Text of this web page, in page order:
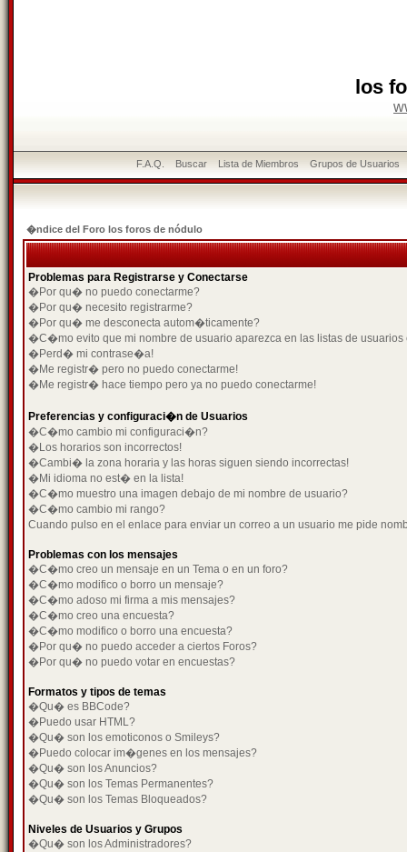
los
F.A.Q. Buscar Lista de Miembros Grupos de Usuarios
�ndice del Foro los foros de nódulo
Problemas para Registrarse y Conectarse
�Por qu� no puedo conectarme?
�Por qu� necesito registrarme?
�Por qu� me desconecta autom�ticamente?
�C�mo evito que mi nombre de usuario aparezca en las listas de usuarios
�Perd� mi contrase�a!
�Me registr� pero no puedo conectarme!
�Me registr� hace tiempo pero ya no puedo conectarme!
Preferencias y configuraci�n de Usuarios
�C�mo cambio mi configuraci�n?
�Los horarios son incorrectos!
�Cambi� la zona horaria y las horas siguen siendo incorrectas!
�Mi idioma no est� en la lista!
�C�mo muestro una imagen debajo de mi nombre de usuario?
�C�mo cambio mi rango?
Cuando pulso en el enlace para enviar un correo a un usuario me pide
Problemas con los mensajes
�C�mo creo un mensaje en un Tema o en un foro?
�C�mo modifico o borro un mensaje?
�C�mo adoso mi firma a mis mensajes?
�C�mo creo una encuesta?
�C�mo modifico o borro una encuesta?
�Por qu� no puedo acceder a ciertos Foros?
�Por qu� no puedo votar en encuestas?
Formatos y tipos de temas
�Qu� es BBCode?
�Puedo usar HTML?
�Qu� son los emoticonos o Smileys?
�Puedo colocar im�genes en los mensajes?
�Qu� son los Anuncios?
�Qu� son los Temas Permanentes?
�Qu� son los Temas Bloqueados?
Niveles de Usuarios y Grupos
�Qu� son los Administradores?